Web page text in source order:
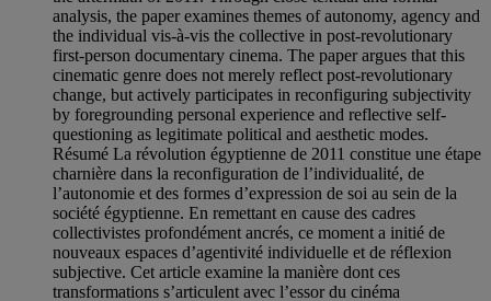
analysis, the paper examines themes of autonomy, agency and
the individual vis-à-vis the collective in post-revolutionary
first-person documentary cinema. The paper argues that this
cinematic genre does not merely reflect post-revolutionary
change, but actively participates in reconfiguring subjectivity
by foregrounding personal experience and reflective self-
questioning as legitimate political and aesthetic modes.
Résumé La révolution égyptienne de 2011 constitue une étape
charnière dans la reconfiguration de l’individualité, de
l’autonomie et des formes d’expression de soi au sein de la
société égyptienne. En remettant en cause des cadres
collectivistes profondément ancrés, ce moment a initié de
nouveaux espaces d’agentivité individuelle et de réflexion
subjective. Cet article examine la manière dont ces
transformations s’articulent avec l’essor du cinéma